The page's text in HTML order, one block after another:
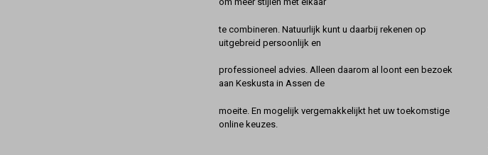
te combineren. Natuurlijk kunt u daarbij rekenen op
uitgebreid persoonlijk en
professioneel advies. Alleen daarom al loont een bezoek
aan Keskusta in Assen de
moeite. En mogelijk vergemakkelijkt het uw toekomstige
online keuzes.